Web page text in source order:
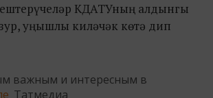
КДАТУның алдынгы
уңышлы киләчәк көтә дип
важным и интересным в
Татмедиа